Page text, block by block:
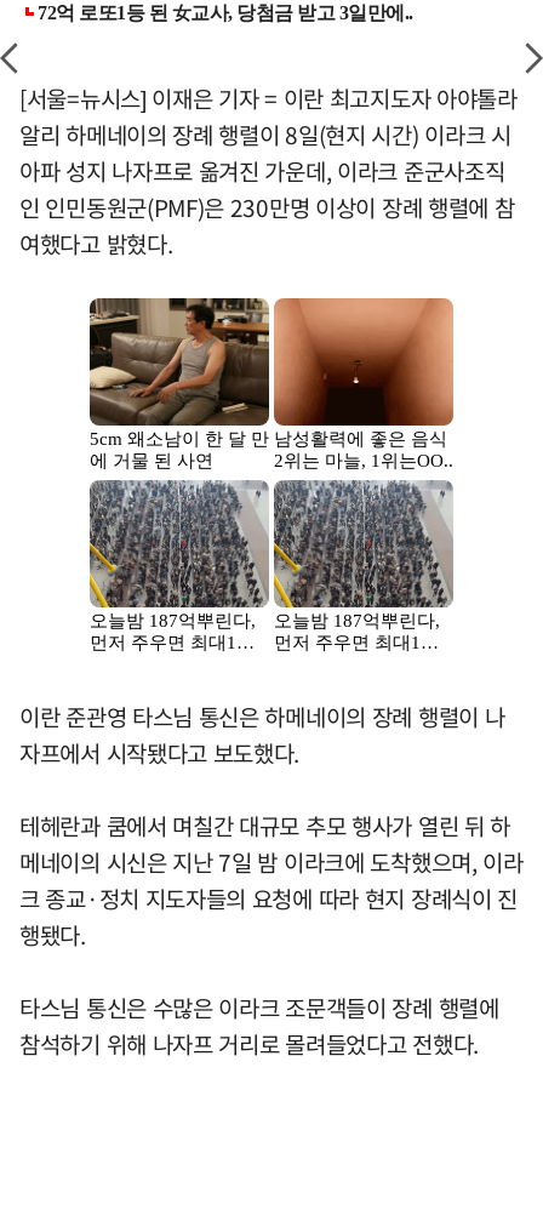
[서울=뉴시스] 이재은 기자 = 이란 최고지도자 아야톨라
알리 하메네이의 장례 행렬이 8일(현지 시간) 이라크 시
아파 성지 나자프로 옮겨진 가운데, 이라크 준군사조직
인 인민동원군(PMF)은 230만명 이상이 장례 행렬에 참
여했다고 밝혔다.
이란 준관영 타스님 통신은 하메네이의 장례 행렬이 나
자프에서 시작됐다고 보도했다.
테헤란과 쿰에서 며칠간 대규모 추모 행사가 열린 뒤 하
메네이의 시신은 지난 7일 밤 이라크에 도착했으며, 이라
크 종교·정치 지도자들의 요청에 따라 현지 장례식이 진
행됐다.
타스님 통신은 수많은 이라크 조문객들이 장례 행렬에
참석하기 위해 나자프 거리로 몰려들었다고 전했다.